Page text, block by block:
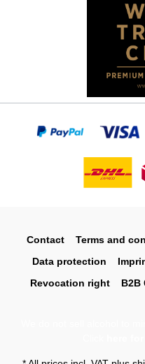
Contact Terms and
Data protection
Revocation right
B2B